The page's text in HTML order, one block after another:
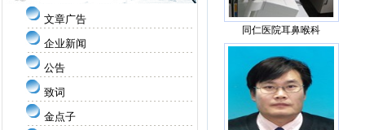
文章广告
企业新闻
公告
致词
金点子
同仁医院耳鼻喉科